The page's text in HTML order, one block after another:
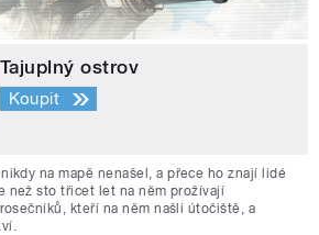
Tajuplný ostrov
Koupit
na mapě nenašel, a přece ho znají lidé
než sto třicet let na něm prožívají
kteří na něm našli útočiště, a